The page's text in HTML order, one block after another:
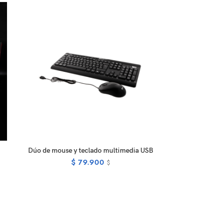
ADD TO CART
Dúo de mouse y teclado multimedia USB
$ 79.900 $